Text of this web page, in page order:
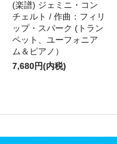
(楽譜) ジェミニ・コン
チェルト / 作曲：フィリ
ップ・スパーク (トラン
ペット、ユーフォニア
ム＆ピアノ）
7,680円(内税)